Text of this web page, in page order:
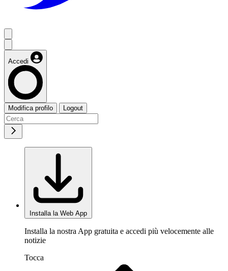
Accedi
Modifica profilo Logout
Installa la Web App
Installa la nostra App gratuita e accedi più velocemente alle
notizie
Tocca